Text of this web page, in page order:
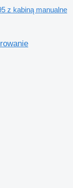
z kabiną manualne